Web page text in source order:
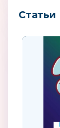
Статьи